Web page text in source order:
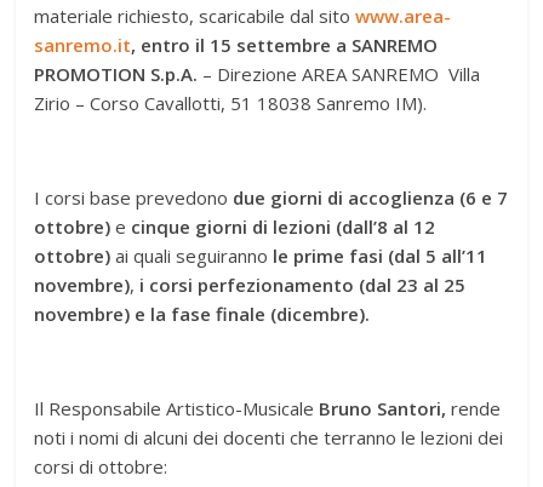
materiale richiesto, scaricabile dal sito www.area-
sanremo.it, entro il 15 settembre a SANREMO
PROMOTION S.p.A. – Direzione AREA SANREMO Villa
Zirio – Corso Cavallotti, 51 18038 Sanremo IM).
I corsi base prevedono due giorni di accoglienza (6 e 7
ottobre) e cinque giorni di lezioni (dall’8 al 12
ottobre) ai quali seguiranno le prime fasi (dal 5 all’11
novembre), i corsi perfezionamento (dal 23 al 25
novembre) e la fase finale (dicembre).
Il Responsabile Artistico-Musicale Bruno Santori,rende
noti i nomi di alcuni dei docenti che terranno le lezioni dei
corsi di ottobre: